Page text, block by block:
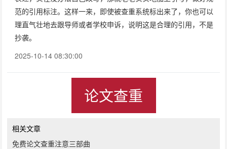
范的引用标注。这样一来，即使被查重系统标出来了，你也可以
理直气壮地去跟导师或者学校申诉，说明这是合理的引用，不是
抄袭。
2025-10-14 08:30:00
论文查重
相关文章
免费论文查重注意三部曲